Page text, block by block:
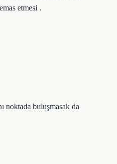
etmesi .
noktada buluşmasak da